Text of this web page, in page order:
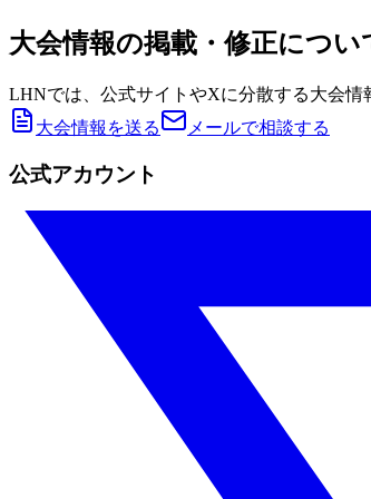
大会情報の掲載・修正につい
LHNでは、公式サイトやXに分散する大会
大会情報を送る
メールで相談する
公式アカウント